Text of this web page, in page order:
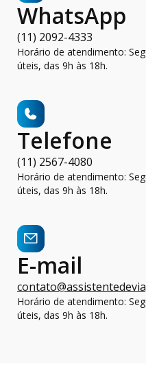
WhatsApp
(11) 2092-4333
Horário de atendimento:
úteis, das 9h às 18h.
Telefone
(11) 2567-4080
Horário de atendimento:
úteis, das 9h às 18h.
E-mail
Horário de atendimento:
úteis, das 9h às 18h.